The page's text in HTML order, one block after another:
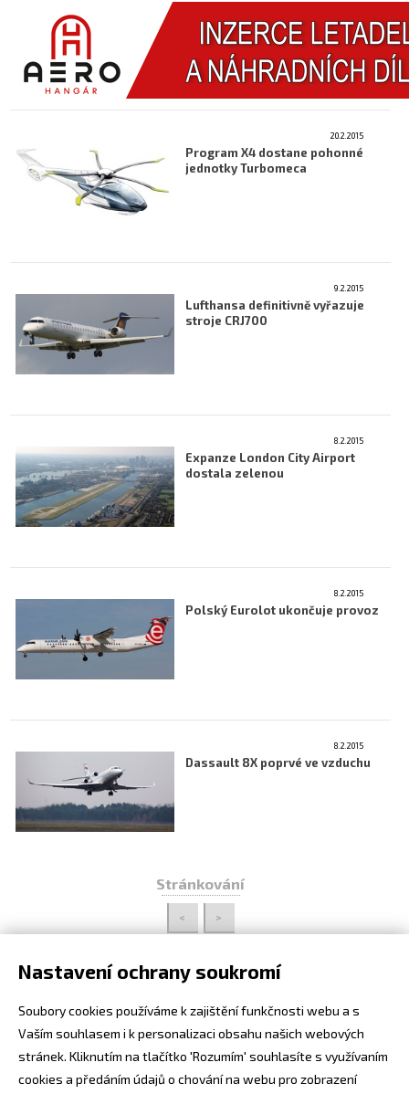
20.2.2015
Program X4 dostane pohonné
jednotky Turbomeca
9.2.2015
Lufthansa definitivně vyřazuje
stroje CRJ700
8.2.2015
Expanze London City Airport
dostala zelenou
8.2.2015
Polský Eurolot ukončuje provoz
8.2.2015
Dassault 8X poprvé ve vzduchu
Stránkování
< >
Nastavení ochrany soukromí
Soubory cookies používáme k zajištění funkčnosti webu a s
Vaším souhlasem i k personalizaci obsahu našich webových
stránek. Kliknutím na tlačítko 'Rozumím' souhlasíte s využívaním
cookies a předáním údajů o chování na webu pro zobrazení